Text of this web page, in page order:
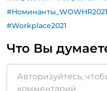
#Номинанты_WOWHR2021
#Workplace2021
Что Вы